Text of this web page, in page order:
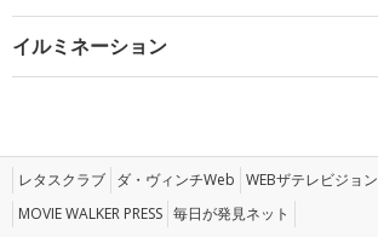
イルミネーション
レタスクラブ ダ・ヴィンチWeb WEBザテレビジョン
MOVIE WALKER PRESS 毎日が発見ネット